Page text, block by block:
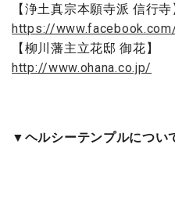
【浄土真宗本願寺派 信行寺
https://
【柳川藩主立花邸 御花】
http://www.ohana.co.jp/
▼ヘルシーテンプルについ